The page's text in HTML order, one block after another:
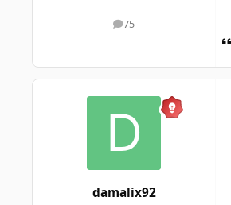
75
messages
damalix92